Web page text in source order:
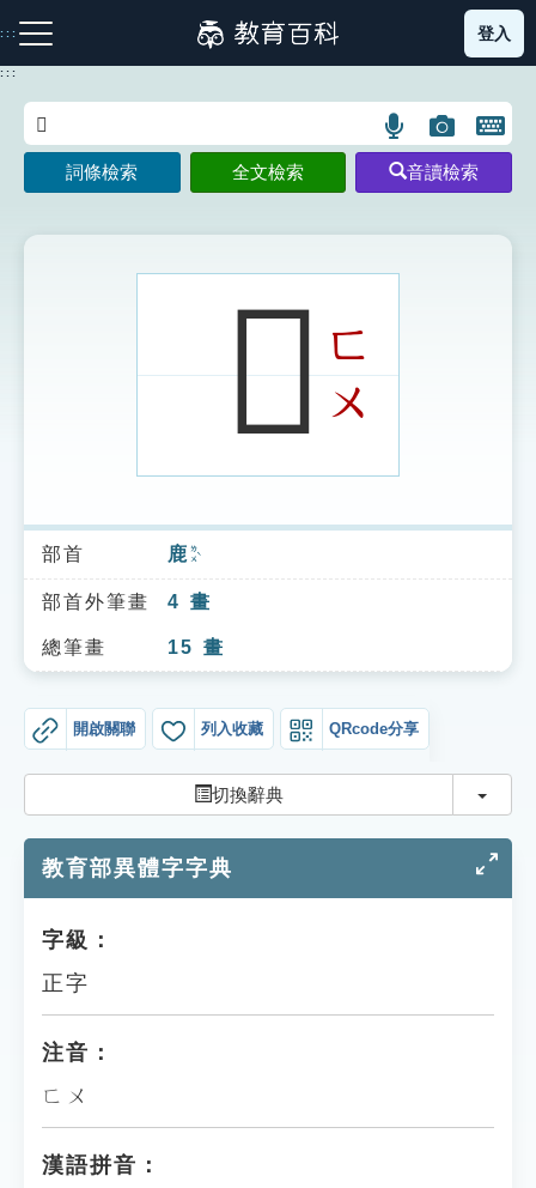
到
主
:::
注音索引圖示 筆畫索引圖示 部首索引表圖示
索引選單
知識索引
單字索引
貓頭鷹博士
登入
:::
語
言
搜
示
圖
片
搜
開
鍵
圖
詞條檢索 全文檢索 音讀檢索
𪊐ㄈ
ㄨ
部首 鹿 ㄌㄨˋ
部首外筆畫 4 畫
總筆畫 15 畫
開啟關聯 列入收藏 QRcode分享
切換辭典 切換
教育部異體字字典
字級：
正字
注音：
ㄈㄨ
漢語拼音：